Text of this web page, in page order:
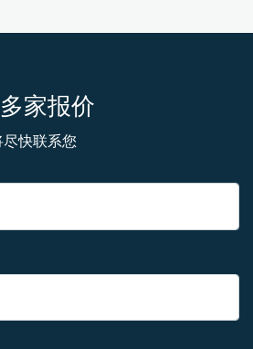
家报价
快联系您